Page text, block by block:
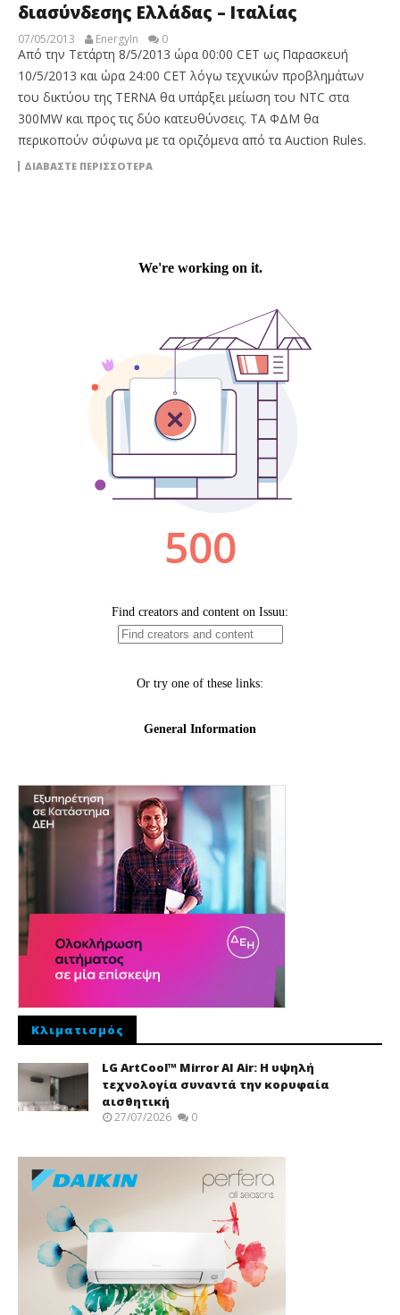
διασύνδεσης Ελλάδας – Ιταλίας
07/05/2013 EnergyIn 0
Από την Τετάρτη 8/5/2013 ώρα 00:00 CET ως Παρασκευή
10/5/2013 και ώρα 24:00 CET λόγω τεχνικών προβλημάτων
του δικτύου της TERNA θα υπάρξει μείωση του NTC στα
300MW και προς τις δύο κατευθύνσεις. ΤΑ ΦΔΜ θα
περικοπούν σύφωνα με τα oριζόμενα από τα Auction Rules.
ΔΙΑΒΆΣΤΕ ΠΕΡΙΣΣΌΤΕΡΑ
Κλιματισμός
LG ArtCool™ Mirror AI Air: Η υψηλή
τεχνολογία συναντά την κορυφαία
αισθητική
27/07/2026 0